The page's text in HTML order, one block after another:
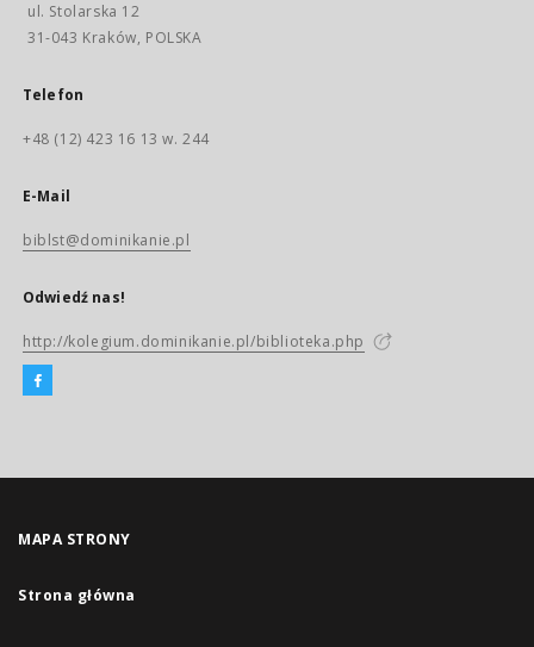
ul. Stolarska 12
31-043 Kraków, POLSKA
Telefon
+48 (12) 423 16 13 w. 244
E-Mail
biblst@dominikanie.pl
Odwiedź nas!
http://kolegium.dominikanie.pl/biblioteka.php
MAPA STRONY
Strona główna